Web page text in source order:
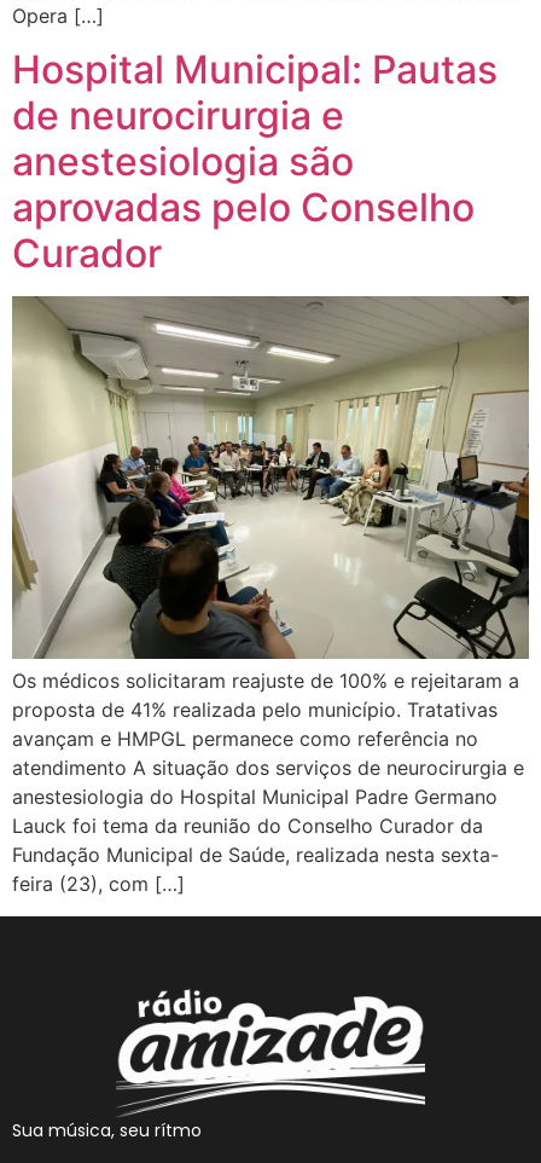
Opera […]
Hospital Municipal: Pautas
de neurocirurgia e
anestesiologia são
aprovadas pelo Conselho
Curador
Os médicos solicitaram reajuste de 100% e rejeitaram a
proposta de 41% realizada pelo município. Tratativas
avançam e HMPGL permanece como referência no
atendimento A situação dos serviços de neurocirurgia e
anestesiologia do Hospital Municipal Padre Germano
Lauck foi tema da reunião do Conselho Curador da
Fundação Municipal de Saúde, realizada nesta sexta-
feira (23), com […]
Sua música, seu rítmo